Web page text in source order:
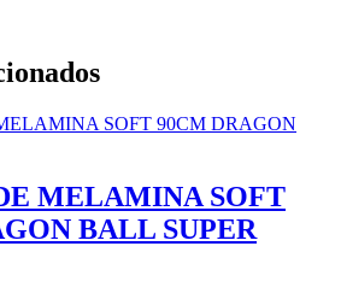
MELAΜΙΝΑ SOFT
BALL SUPER